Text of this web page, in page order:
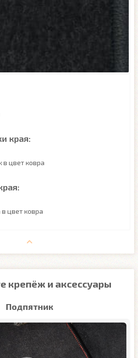
края:
в цвет ковра
в цвет ковра
крепёж и аксессуары
Подпятник